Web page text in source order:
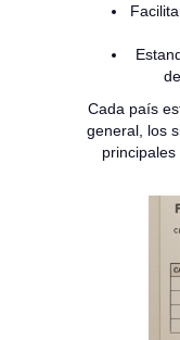
Cada país
general, los
principales